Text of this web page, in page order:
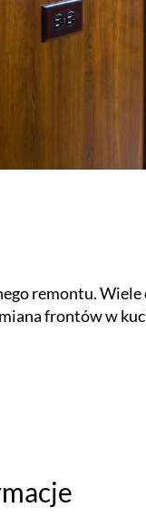
remontu. Wiele
frontów w